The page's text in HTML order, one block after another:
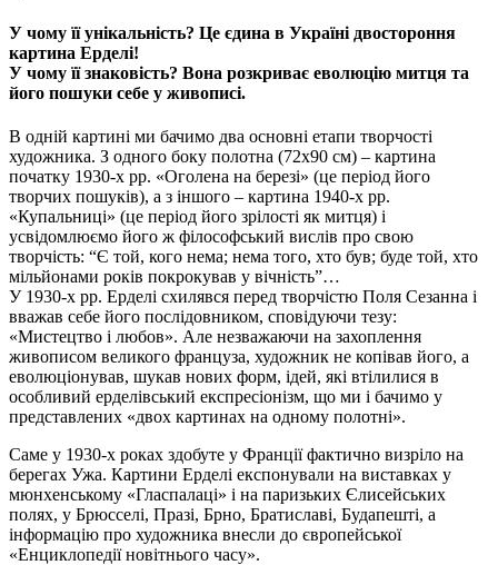
У чому її унікальність? Це єдина в Україні двостороння
картина Ерделі!
У чому її знаковість? Вона розкриває еволюцію митця та
його пошуки себе у живописі.
В одній картині ми бачимо два основні етапи творчості
художника. З одного боку полотна (72х90 см) – картина
початку 1930-х рр. «Оголена на березі» (це період його
творчих пошуків), а з іншого – картина 1940-х рр.
«Купальниці» (це період його зрілості як митця) і
усвідомлюємо його ж філософський вислів про свою
творчість: “Є той, кого нема; нема того, хто був; буде той, хто
мільйонами років покрокував у вічність”…
У 1930-х рр. Ерделі схилявся перед творчістю Поля Сезанна і
вважав себе його послідовником, сповідуючи тезу:
«Мистецтво і любов». Але незважаючи на захоплення
живописом великого француза, художник не копівав його, а
еволюціонував, шукав нових форм, ідей, які втілилися в
особливий ерделівський експресіонізм, що ми і бачимо у
представлених «двох картинах на одному полотні».
Саме у 1930-х роках здобуте у Франції фактично визріло на
берегах Ужа. Картини Ерделі експонували на виставках у
мюнхенському «Гласпалаці» і на паризьких Єлисейських
полях, у Брюсселі, Празі, Брно, Братиславі, Будапешті, а
інформацію про художника внесли до європейської
«Енциклопедії новітнього часу».